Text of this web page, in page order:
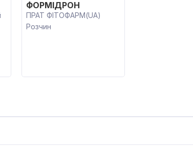
ФОРМІДРОН
ПРАТ ФІТОФАРМ(UA)
Розчин